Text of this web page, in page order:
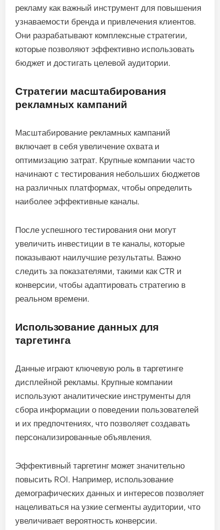
рекламу как важный инструмент для повышения
узнаваемости бренда и привлечения клиентов.
Они разрабатывают комплексные стратегии,
которые позволяют эффективно использовать
бюджет и достигать целевой аудитории.
Стратегии масштабирования
рекламных кампаний
Масштабирование рекламных кампаний
включает в себя увеличение охвата и
оптимизацию затрат. Крупные компании часто
начинают с тестирования небольших бюджетов
на различных платформах, чтобы определить
наиболее эффективные каналы.
После успешного тестирования они могут
увеличить инвестиции в те каналы, которые
показывают наилучшие результаты. Важно
следить за показателями, такими как CTR и
конверсии, чтобы адаптировать стратегию в
реальном времени.
Использование данных для
таргетинга
Данные играют ключевую роль в таргетинге
дисплейной рекламы. Крупные компании
используют аналитические инструменты для
сбора информации о поведении пользователей
и их предпочтениях, что позволяет создавать
персонализированные объявления.
Эффективный таргетинг может значительно
повысить ROI. Например, использование
демографических данных и интересов позволяет
нацеливаться на узкие сегменты аудитории, что
увеличивает вероятность конверсии.